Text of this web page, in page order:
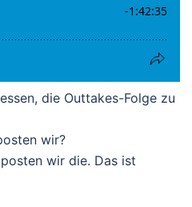
die Outtakes-Folge zu
wir?
wir die. Das ist